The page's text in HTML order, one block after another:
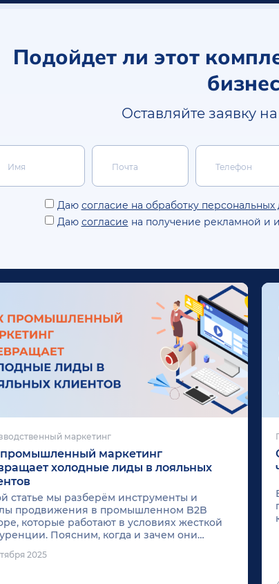
Подойдет ли этот
Оставляйте заявку
Даю согласие на обработку персональных
Даю согласие на получение рекламной и
маркетинг
маркетинг
холодные лиды в лояльных
статье мы разберём инструменты и
продвижения в промышленном B2B
которые работают в условиях жесткой
Поясним, когда и зачем они
2025